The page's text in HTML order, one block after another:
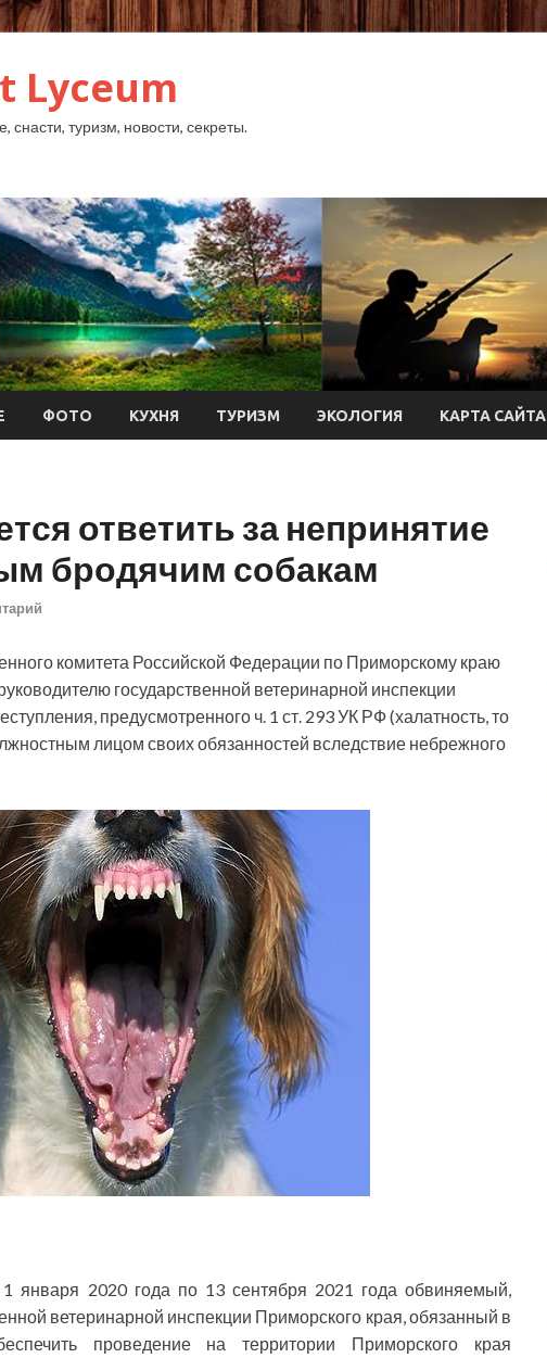
Lyceum
туризм, новости, секреты.
ФОТО КУХНЯ ТУРИЗМ ЭКОЛОГИЯ КАРТА САЙТА
ответить за непринятие
бродячим собакам
комитета Российской Федерации по Приморскому краю
государственной ветеринарной инспекции
предусмотренного ч. 1 ст. 293 УК РФ (халатность, то
лицом своих обязанностей вследствие небрежного
января 2020 года по 13 сентября 2021 года обвиняемый,
ветеринарной инспекции Приморского края, обязанный в
проведение на территории Приморского края